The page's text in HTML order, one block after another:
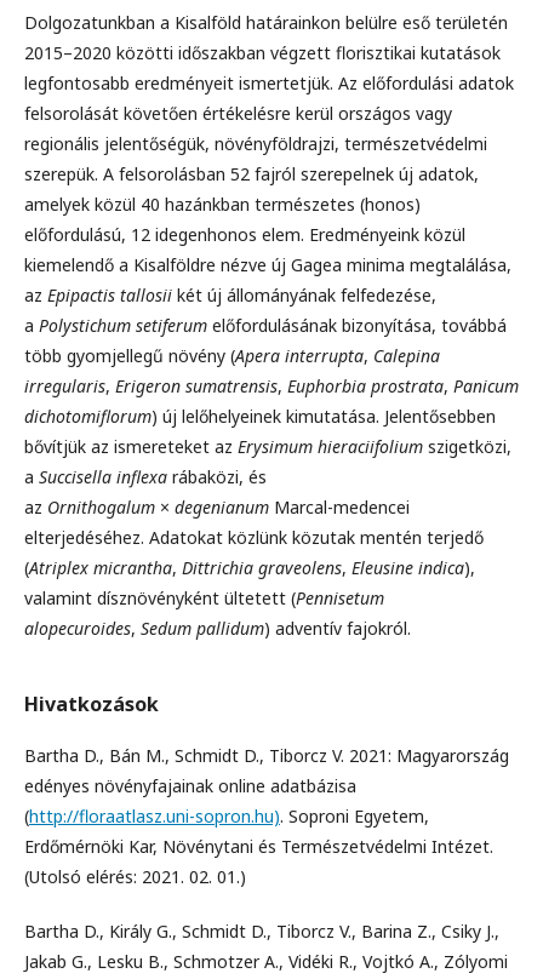
Dolgozatunkban a Kisalföld határainkon belülre eső területén
2015–2020 közötti időszakban végzett florisztikai kutatások
legfontosabb eredményeit ismertetjük. Az előfordulási adatok
felsorolását követően értékelésre kerül országos vagy
regionális jelentőségük, növényföldrajzi, természetvédelmi
szerepük. A felsorolásban 52 fajról szerepelnek új adatok,
amelyek közül 40 hazánkban természetes (honos)
előfordulású, 12 idegenhonos elem. Eredményeink közül
kiemelendő a Kisalföldre nézve új Gagea minima megtalálása,
az Epipactis tallosii két új állományának felfedezése,
a Polystichum setiferum előfordulásának bizonyítása, továbbá
több gyomjellegű növény (Apera interrupta, Calepina
irregularis, Erigeron sumatrensis, Euphorbia prostrata, Panicum
dichotomiflorum) új lelőhelyeinek kimutatása. Jelentősebben
bővítjük az ismereteket az Erysimum hieraciifolium szigetközi,
a Succisella inflexa rábaközi, és
az Ornithogalum × degenianum Marcal-medencei
elterjedéséhez. Adatokat közlünk közutak mentén terjedő
(Atriplex micrantha, Dittrichia graveolens, Eleusine indica),
valamint dísznövényként ültetett (Pennisetum
alopecuroides, Sedum pallidum) adventív fajokról.
Hivatkozások
Bartha D., Bán M., Schmidt D., Tiborcz V. 2021: Magyarország
edényes növényfajainak online adatbázisa
(http://floraatlasz.uni-sopron.hu). Soproni Egyetem,
Erdőmérnöki Kar, Növénytani és Természetvédelmi Intézet.
(Utolsó elérés: 2021. 02. 01.)
Bartha D., Király G., Schmidt D., Tiborcz V., Barina Z., Csiky J.,
Jakab G., Lesku B., Schmotzer A., Vidéki R., Vojtkó A., Zólyomi